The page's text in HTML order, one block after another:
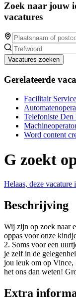
Zoek naar jouw
vacatures
Vacatures zoeken
Gerelateerde
Facilitair
Telefoniste Den
Word content
G zoekt
Helaas, deze vacature
Beschrijving
Wij zijn op zoek naar
oppas voor onze
2. Soms voor een
je zelf in de
jou leuk om op Vince,
het ons dan weten!
Extra